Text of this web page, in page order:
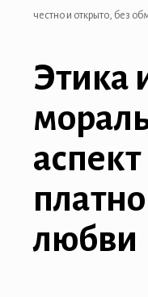
честно и открыто, без
Этика
аспект
любви